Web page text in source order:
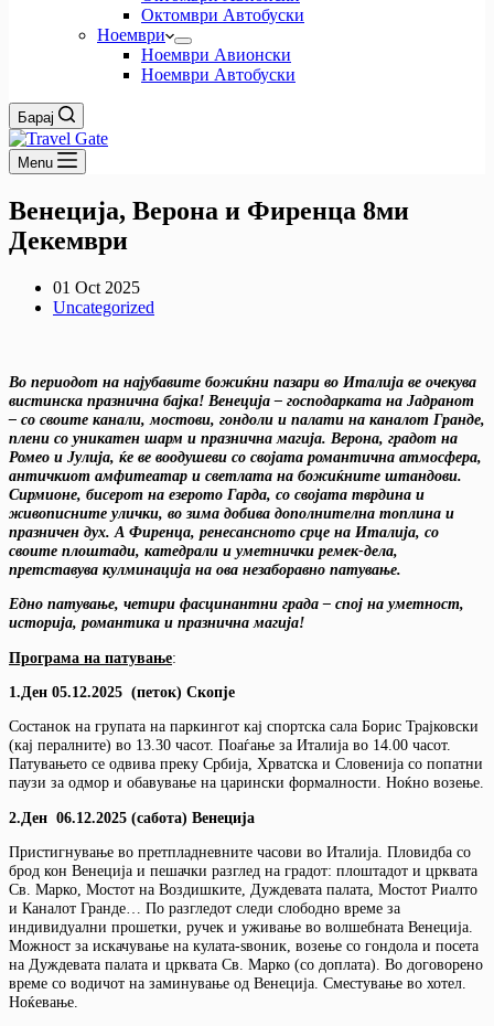
Октомври Автобуски
Ноември
Ноември Авионски
Ноември Автобуски
Барај
Menu
Венеција, Верона и Фиренца 8ми
Декември
01 Oct 2025
Uncategorized
Во периодот на најубавите божиќни пазари во Италија ве очекува
вистинска празнична бајка! Венеција – господарката на Јадранот
– со своите канали, мостови, гондоли и палати на каналот Гранде,
плени со уникатен шарм и празнична магија. Верона, градот на
Ромео и Јулија, ќе ве воодушеви со својата романтична атмосфера,
античкиот амфитеатар и светлата на божиќните штандови.
Сирмионе, бисерот на езерото Гарда, со својата тврдина и
живописните улички, во зима добива дополнителна топлина и
празничен дух. А Фиренца, ренесансното срце на Италија, со
своите плоштади, катедрали и уметнички ремек-дела,
претставува кулминација на ова незаборавно патување.
Едно патување, четири фасцинантни града – спој на уметност,
историја, романтика и празнична магија!
Програма на патување:
1.Ден 05.12.2025 (петок) Скопје
Состанок на групата на паркингот кај спортска сала Борис Трајковски
(кај пералните) во 13.30 часот. Поаѓање за Италија во 14.00 часот.
Патувањето се одвива преку Србија, Хрватска и Словенија со попатни
паузи за одмор и обавување на царински формалности. Ноќно возење.
2.Ден 06.12.2025 (сабота) Венеција
Пристигнување во претпладневните часови во Италија. Пловидба со
брод кон Венеција и пешачки разглед на градот: плоштадот и црквата
Св. Марко, Мостот на Воздишките, Дуждевата палата, Мостот Риалто
и Каналот Гранде… По разгледот следи слободно време за
индивидуални прошетки, ручек и уживање во волшебната Венеција.
Можност за искачување на кулата-ѕвоник, возење со гондола и посета
на Дуждевата палата и црквата Св. Марко (со доплата). Во договорено
време со водичот на заминување од Венеција. Сместување во хотел.
Ноќевање.